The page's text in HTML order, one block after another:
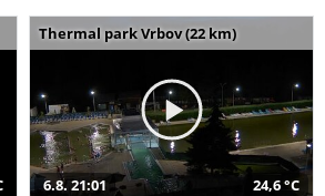
Thermal park Vrbov (22 km)
6.8. 21:01 24,6 °C